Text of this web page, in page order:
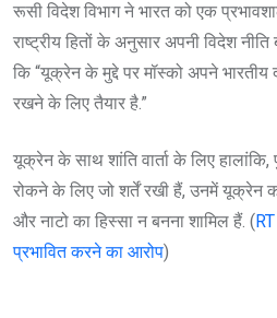
रूसी विदेश विभाग ने भारत को एक
राष्ट्रीय हितों के अनुसार अपनी विदेश
कि “यूक्रेन के मुद्दे पर मॉस्को अपने भारतीय
रखने के लिए तैयार है.”
यूक्रेन के साथ शांति वार्ता के लिए
रोकने के लिए जो शर्तें रखी हैं, उनमें
और नाटो का हिस्सा न बनना शामिल हैं. (
प्रभावित करने का आरोप)